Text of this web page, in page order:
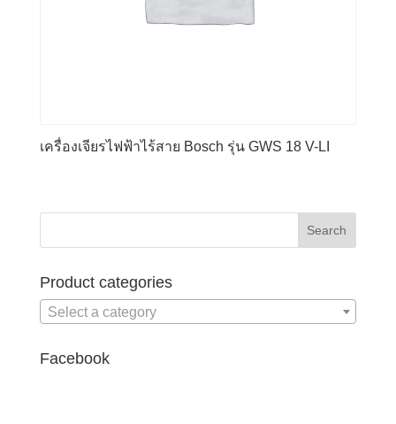
เครื่องเจียรไฟฟ้าไร้สาย Bosch รุ่น GWS 18 V-LI
Product categories
Select a category
Facebook